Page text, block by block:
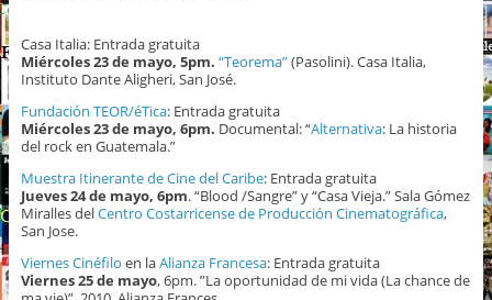
Casa Italia: Entrada gratuita
Miércoles 23 de mayo, 5pm. “Teorema”(Pasolini). Casa Italia,
Instituto Dante Aligheri, San José.
Fundación TEOR/éTica: Entrada gratuita
Miércoles 23 de mayo, 6pm. Documental: “Alternativa: La historia
del rock en Guatemala.”
Muestra Itinerante de Cine del Caribe: Entrada gratuita
Jueves 24 de mayo, 6pm. “Blood /Sangre” y “Casa Vieja.” Sala Gómez
Miralles delCentro Costarricense de Producción Cinematográfica,
San Jose.
Viernes Cinéfilo en laAlianza Francesa: Entrada gratuita
Viernes 25 de mayo, 6pm. ”La oportunidad de mi vida (La chance de